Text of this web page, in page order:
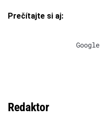
Prečítajte si aj:
Google
Redaktor